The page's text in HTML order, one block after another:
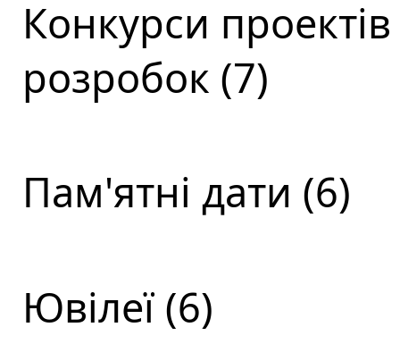
Конкурси
розробок (7)
Пам'ятні дати (6)
Ювілеї (6)